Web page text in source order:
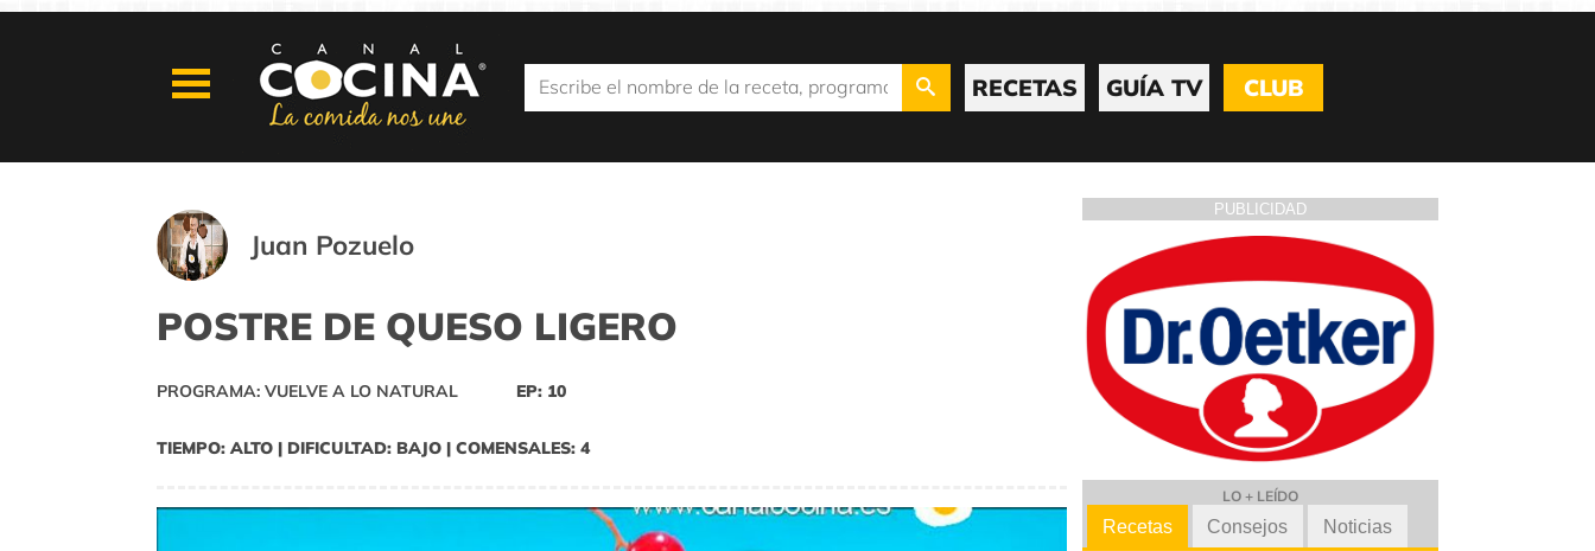
RECETAS GUÍA TV CLUB
Juan Pozuelo
POSTRE DE QUESO LIGERO
PROGRAMA: VUELVE A LO NATURAL EP: 10
TIEMPO: ALTO | DIFICULTAD: BAJO | COMENSALES: 4
PUBLICIDAD
LO + LEÍDO
Recetas Consejos Noticias